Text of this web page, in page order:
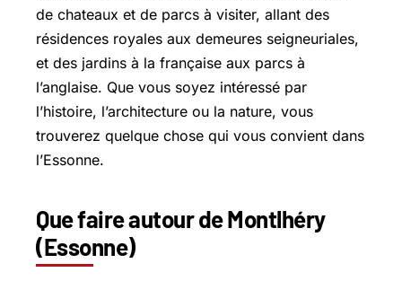
de chateaux et de parcs à visiter, allant des
résidences royales aux demeures seigneuriales,
et des jardins à la française aux parcs à
l’anglaise. Que vous soyez intéressé par
l’histoire, l’architecture ou la nature, vous
trouverez quelque chose qui vous convient dans
l’Essonne.
Que faire autour de Montlhéry
(Essonne)